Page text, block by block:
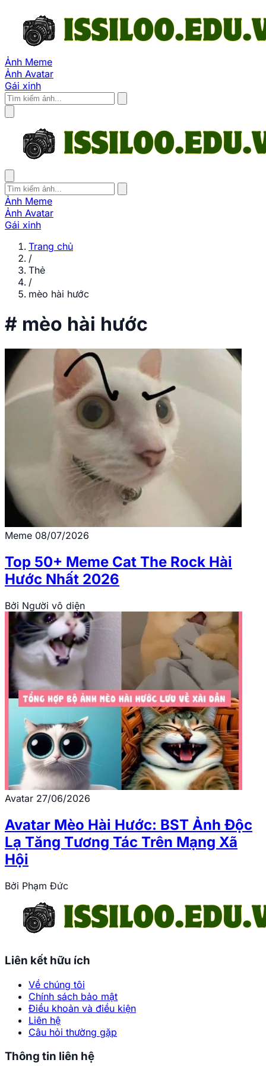
Ảnh Meme
Ảnh Avatar
Gái xinh
Ảnh Meme
Ảnh Avatar
Gái xinh
Trang chủ
/
Thẻ
/
mèo hài hước
# mèo hài hước
Meme 08/07/2026
Top 50+ Meme Cat The Rock Hài
Hước Nhất 2026
Bởi Người vô diện
Avatar 27/06/2026
Avatar Mèo Hài Hước: BST Ảnh Độc
Lạ Tăng Tương Tác Trên Mạng Xã
Hội
Bởi Phạm Đức
Liên kết hữu ích
Về chúng tôi
Chính sách bảo mật
Điều khoản và điều kiện
Liên hệ
Câu hỏi thường gặp
Thông tin liên hệ